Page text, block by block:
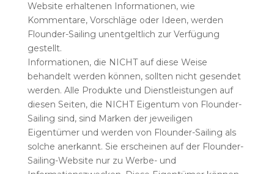
Website erhaltenen Informationen, wie
Kommentare, Vorschläge oder Ideen, werden
Flounder-Sailing unentgeltlich zur Verfügung
gestellt.
Informationen, die NICHT auf diese Weise
behandelt werden können, sollten nicht gesendet
werden. Alle Produkte und Dienstleistungen auf
diesen Seiten, die NICHT Eigentum von Flounder-
Sailing sind, sind Marken der jeweiligen
Eigentümer und werden von Flounder-Sailing als
solche anerkannt. Sie erscheinen auf der Flounder-
Sailing-Website nur zu Werbe- und